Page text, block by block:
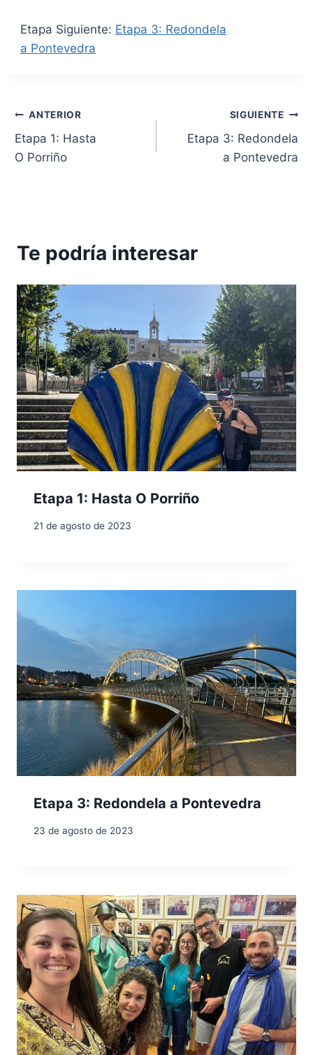
Etapa Siguiente: Etapa 3: Redondela
a Pontevedra
Navegación
de
ANTERIOR
Etapa 1: Hasta
O Porriño
SIGUIENTE
Etapa 3: Redondela
a Pontevedra
Te podría interesar
Etapa 1: Hasta O Porriño
21 de agosto de 2023
Etapa 3: Redondela a Pontevedra
23 de agosto de 2023